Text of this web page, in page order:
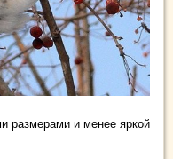
размерами и менее яркой